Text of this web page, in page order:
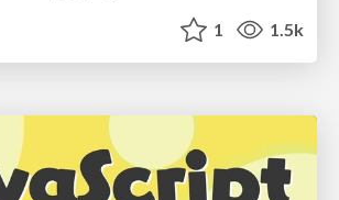
1 1.5k